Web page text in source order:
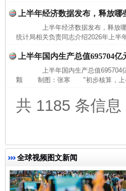
上半年经济数据发布，释放哪
上半年经济数据发布，释放
统计局相关负责同志介绍2026年上
上半年国内生产总值695704
上半年国内生产总值695704
颗 制图：张寒 "初步核算，上半
共 1185 条信息
全球视频图文新闻
东山县通报“牛蛙产品抗生素超
千年窑火 生生不息